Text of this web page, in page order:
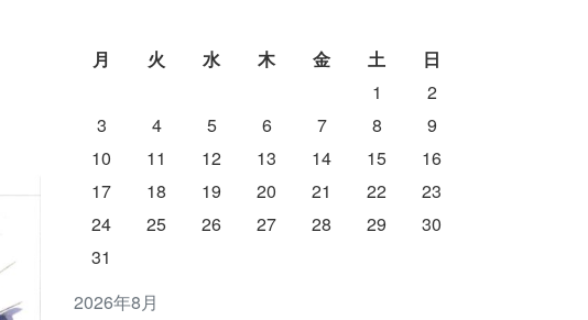
2026年8月
月 火 水 木 金 土
日
1
2
3
4 5 6 7 8
9
10
11 12 13 14 15
16
17
18 19 20 21 22
23
24
25 26 27 28 29
30
31